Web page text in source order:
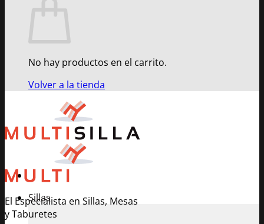
No hay productos en el carrito.
Volver a la tienda
El Especialista en Sillas, Mesas
y Taburetes
Sillas